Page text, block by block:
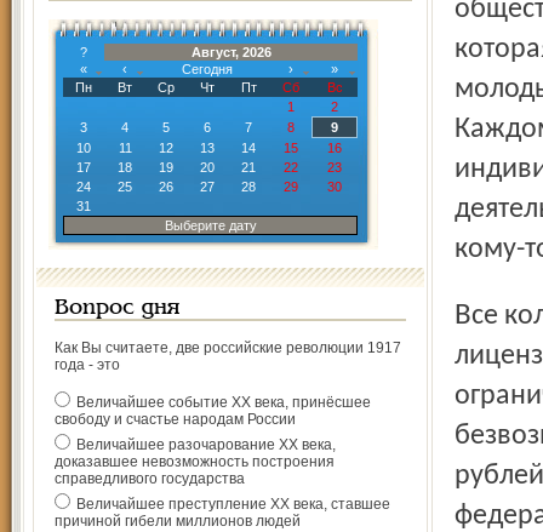
?
Август, 2026
«
‹ Сегодня ›
»
Пн
Вт Ср Чт Пт Сб
Вс
1
2
3
4 5 6 7 8
9
10
11 12 13 14 15
16
17
18 19 20 21 22
23
24
25 26 27 28 29
30
31
Выберите дату
Вопрос дня
Как Вы считаете, две российские революции 1917
года - это
Величайшее событие ХХ века, принёсшее
свободу и счастье народам России
Величайшее разочарование ХХ века,
доказавшее невозможность построения
справедливого государства
Величайшее преступление ХХ века, ставшее
причиной гибели миллионов людей
кому-
Все коляски отечественного производства, собранные по